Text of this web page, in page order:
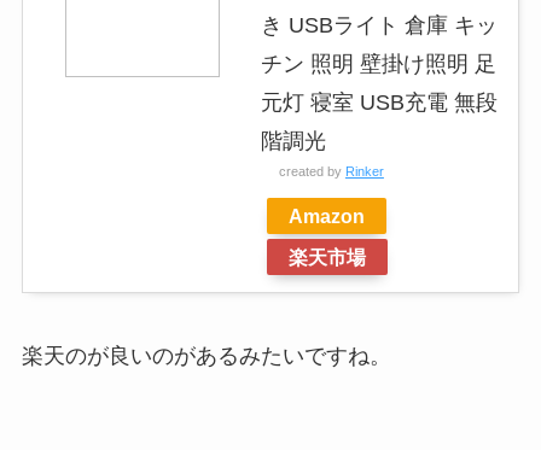
き USBライト 倉庫 キッ
チン 照明 壁掛け照明 足
元灯 寝室 USB充電 無段
階調光
created by Rinker
Amazon
楽天市場
楽天のが良いのがあるみたいですね。